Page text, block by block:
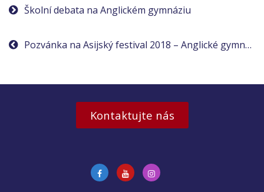
Navigace
proPozvánka na Asijský festival 2018 – Anglické gymnázium
Školní debata na Anglickém gymnáziu
Kontaktujte nás